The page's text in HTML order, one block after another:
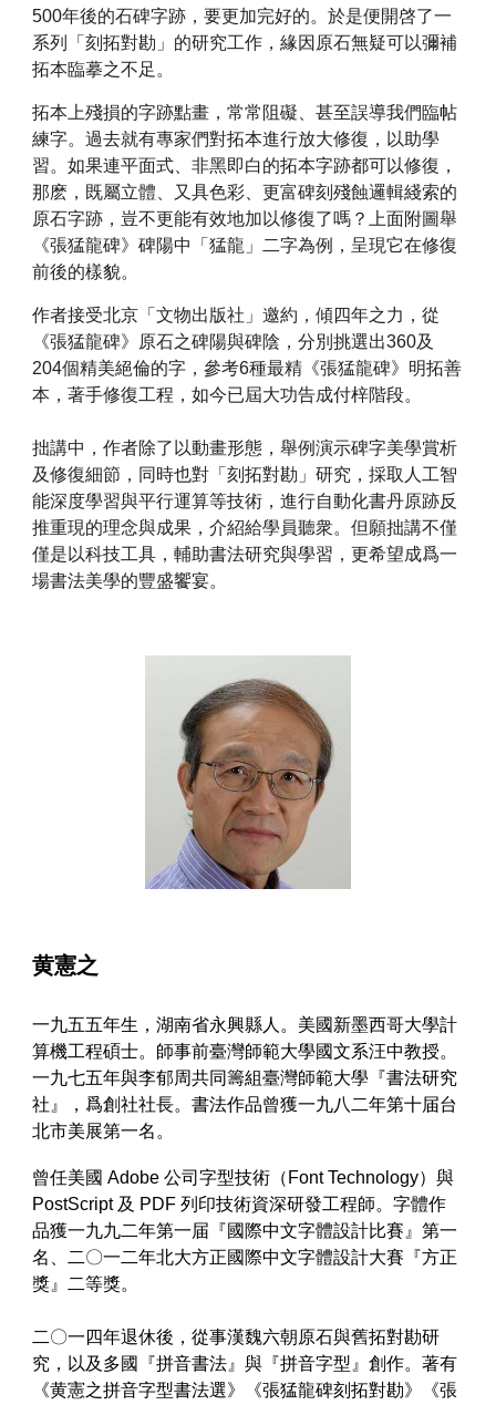
500年後的石碑字跡，要更加完好的。於是便開啓了一
系列「刻拓對勘」的研究工作，緣因原石無疑可以彌補
拓本臨摹之不足。
拓本上殘損的字跡點畫，常常阻礙、甚至誤導我們臨帖
練字。過去就有專家們對拓本進行放大修復，以助學
習。如果連平面式、非黑即白的拓本字跡都可以修復，
那麽，既屬立體、又具色彩、更富碑刻殘蝕邏輯綫索的
原石字跡，豈不更能有效地加以修復了嗎？上面附圖舉
《張猛龍碑》碑陽中「猛龍」二字為例，呈現它在修復
前後的樣貌。
作者接受北京「文物出版社」邀約，傾四年之力，從
《張猛龍碑》原石之碑陽與碑陰，分別挑選出360及
204個精美絕倫的字，參考6種最精《張猛龍碑》明拓善
本，著手修復工程，如今已屆大功告成付梓階段。
拙講中，作者除了以動畫形態，舉例演示碑字美學賞析
及修復細節，同時也對「刻拓對勘」研究，採取人工智
能深度學習與平行運算等技術，進行自動化書丹原跡反
推重現的理念與成果，介紹給學員聽衆。但願拙講不僅
僅是以科技工具，輔助書法研究與學習，更希望成爲一
場書法美學的豐盛饗宴。
黄憲之
一九五五年生，湖南省永興縣人。美國新墨西哥大學計
算機工程碩士。師事前臺灣師範大學國文系汪中教授。
一九七五年與李郁周共同籌組臺灣師範大學『書法研究
社』，爲創社社長。書法作品曾獲一九八二年第十届台
北市美展第一名。
曾任美國 Adobe 公司字型技術（Font Technology）與
PostScript 及 PDF 列印技術資深研發工程師。字體作
品獲一九九二年第一届『國際中文字體設計比賽』第一
名、二〇一二年北大方正國際中文字體設計大賽『方正
獎』二等獎。
二〇一四年退休後，從事漢魏六朝原石與舊拓對勘研
究，以及多國『拼音書法』與『拼音字型』創作。著有
《黄憲之拼音字型書法選》《張猛龍碑刻拓對勘》《張